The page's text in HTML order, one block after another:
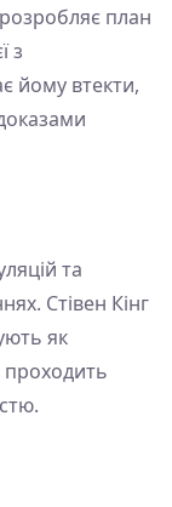
план
з
йому втекти,
та
Стівен Кінг
як
проходить